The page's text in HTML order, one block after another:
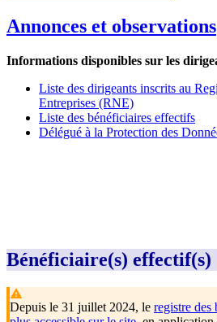
Annonces et observations
Informations disponibles sur les
Liste des dirigeants inscrits au
Entreprises (RNE)
Liste des bénéficiaires effectifs
Délégué à la Protection des
Bénéficiaire(s) effectif(s)
Depuis le 31 juillet 2024, le registre des